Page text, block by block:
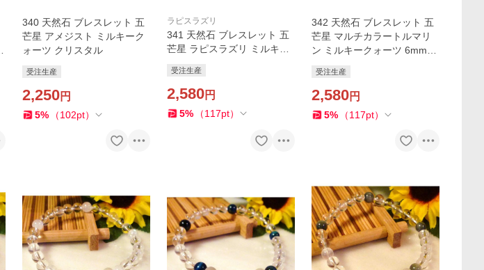
340 天然石 ブレスレット 五
芒星 アメジスト ミルキーク
ォーツ クリスタル
受注生産
2,250円
5% （102pt）
ラピスラズリ
341 天然石 ブレスレット 五
芒星 ラピスラズリ ミルキー
受注生産
2,580円
5% （117pt）
342 天然石 ブレスレット 五
芒星 マルチカラートルマリ
ン ミルキークォーツ 6mm
受注生産
2,580円
5% （117pt）